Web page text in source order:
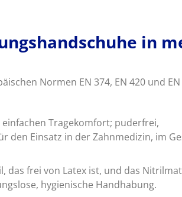
in
Normen EN 374, EN 420 und EN
Tragekomfort; puderfrei,
den Einsatz in der Zahnmedizin, im
das frei von Latex ist, und das
hygienische Handhabung.